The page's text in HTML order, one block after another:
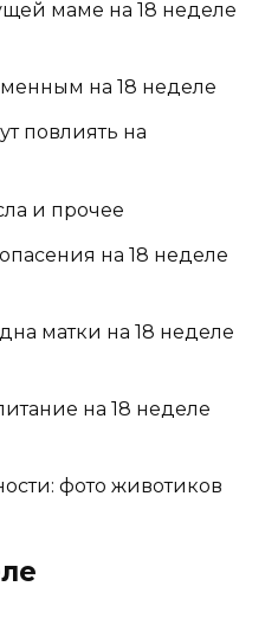
маме на 18 неделе
на 18 неделе
повлиять на
и прочее
на 18 неделе
матки на 18 неделе
на 18 неделе
фото животиков